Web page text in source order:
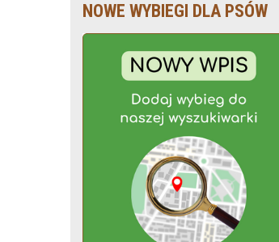
NOWE WYBIEGI DLA PSÓW